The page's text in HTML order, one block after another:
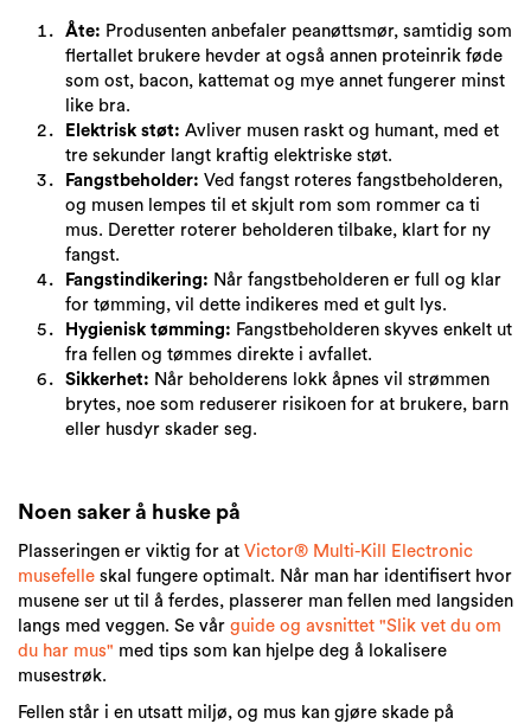
Åte: Produsenten anbefaler peanøttsmør, samtidig som
flertallet brukere hevder at også annen proteinrik føde
som ost, bacon, kattemat og mye annet fungerer minst
like bra.
Elektrisk støt: Avliver musen raskt og humant, med et
tre sekunder langt kraftig elektriske støt.
Fangstbeholder: Ved fangst roteres fangstbeholderen,
og musen lempes til et skjult rom som rommer ca ti
mus. Deretter roterer beholderen tilbake, klart for ny
fangst.
Fangstindikering: Når fangstbeholderen er full og klar
for tømming, vil dette indikeres med et gult lys.
Hygienisk tømming: Fangstbeholderen skyves enkelt ut
fra fellen og tømmes direkte i avfallet.
Sikkerhet: Når beholderens lokk åpnes vil strømmen
brytes, noe som reduserer risikoen for at brukere, barn
eller husdyr skader seg.
Noen saker å huske på
Plasseringen er viktig for at Victor® Multi-Kill Electronic
musefelle skal fungere optimalt. Når man har identifisert hvor
musene ser ut til å ferdes, plasserer man fellen med langsiden
langs med veggen. Se vår guide og avsnittet "Slik vet du om
du har mus" med tips som kan hjelpe deg å lokalisere
musestrøk.
Fellen står i en utsatt miljø, og mus kan gjøre skade på